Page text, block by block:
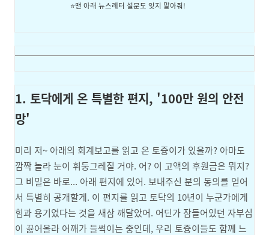
⭐맨 아래 뉴스레터 설문도 잊지 말아줘!
1. 토닥에게 온 특별한 편지, '100만 원의 안전
망'
미리 저~ 아래의 회계보고를 읽고 온 토즁이가 있을까? 아마도
깜짝 놀라 눈이 휘둥그레질 거야. 어? 이 고액의 후원금은 뭐지?
그 비밀은 바로... 아래 편지에 있어. 보내주신 분의 동의를 얻어
서 특별히 공개할게. 이 편지를 읽고 토닥의 10년이 누군가에게
힘과 용기였다는 것을 새삼 깨달았어. 어딘가 잠들어있던 자부심
이 끓어올라 어깨가 들썩이는 중인데, 우리 토즁이들도 함께 느